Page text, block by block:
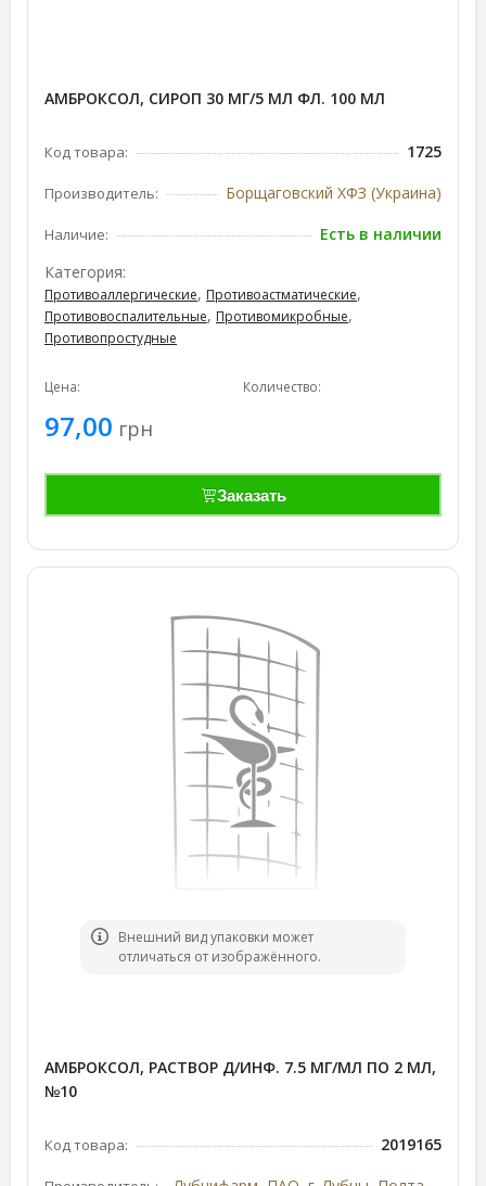
АМБРОКСОЛ, СИРОП 30 МГ/5 МЛ ФЛ. 100 МЛ
Код товара: 1725
Производитель: Борщаговский ХФЗ (Украина)
Наличие:
Есть в наличии
Категория:
Противоаллергические, Противоастматические,
Противовоспалительные, Противомикробные,
Противопростудные
Цена:
97,00 грн
Количество:
Заказать
Bнешний вид упаковки может
отличаться от изображённого.
АМБРОКСОЛ, РАСТВОР Д/ИНФ. 7.5 МГ/МЛ ПО 2 МЛ,
№10
Код товара: 2019165